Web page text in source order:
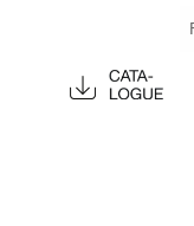
Catalogue
2022